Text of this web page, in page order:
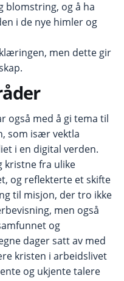
blomstring, og å ha
i de nye himler og
men dette gir
også med å gi tema til
som især vektla
i en digital verden.
kristne fra ulike
og reflekterte et skifte
til misjon, der tro ikke
men også
og
dager satt av med
kristen i arbeidslivet
og ukjente talere